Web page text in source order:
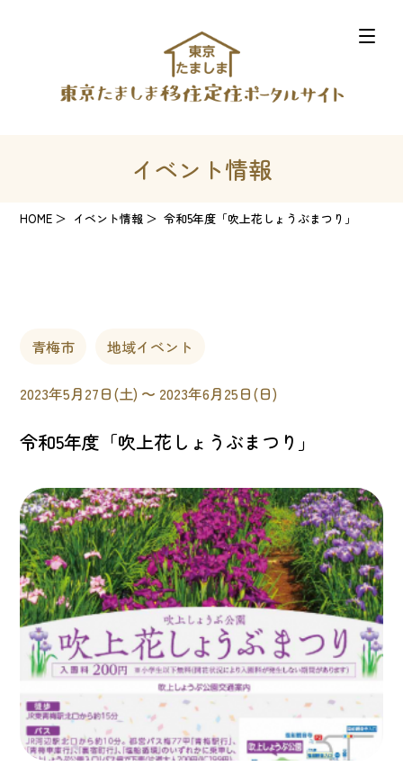
イベント情報
HOME イベント情報 令和5年度「吹上花しょうぶまつり」
青梅市 地域イベント
2023年5月27日(土) 〜 2023年6月25日(日)
令和5年度「吹上花しょうぶまつり」